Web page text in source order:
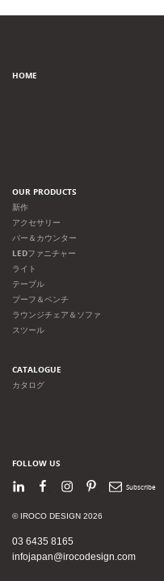
ゲ
シ
HOME
OUR PRODUCTS
新作
アクセサリー
バー＆カウンター
LEDファニチャー
ライト
テーブル
プーフ＆ベンチ
ラウンジチェア＆ソファ
スツール
CATALOGUE
カタログ
FOLLOW US
LinkedInFacebook
Instagram
PinterestNewsletter
© IROCO DESIGN 2026
03 6435 8165
infojapan@irocodesign.com